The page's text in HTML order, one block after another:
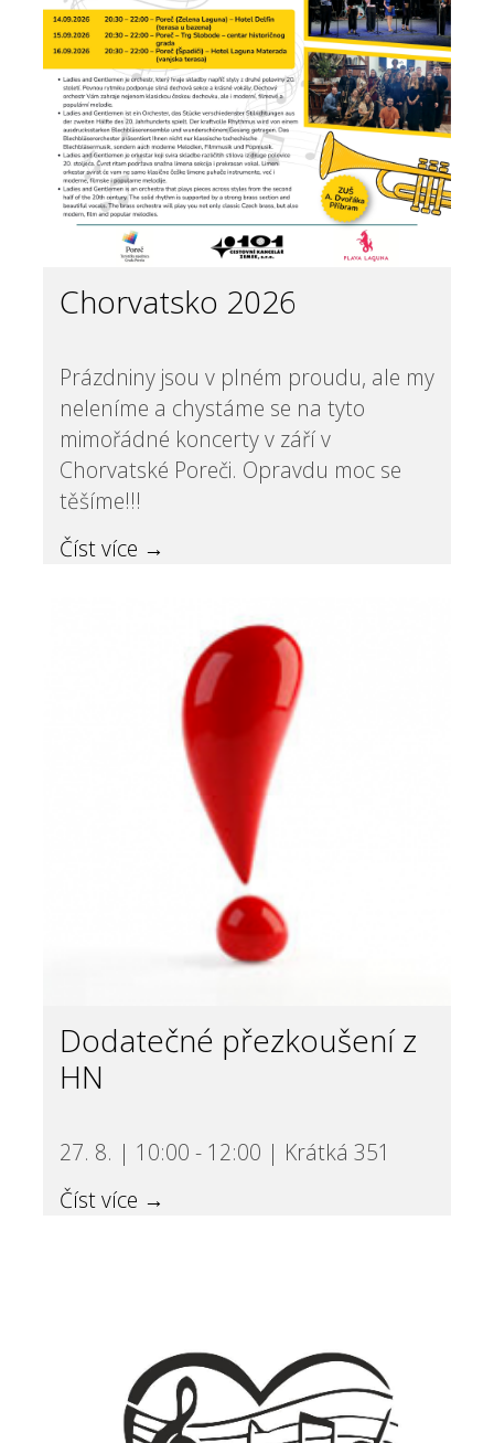
Chorvatsko 2026
Prázdniny jsou v plném proudu, ale my
neleníme a chystáme se na tyto
mimořádné koncerty v září v
Chorvatské Poreči. Opravdu moc se
těšíme!!!
Číst více →
Dodatečné přezkoušení z
HN
27. 8. | 10:00 - 12:00 | Krátká 351
Číst více →